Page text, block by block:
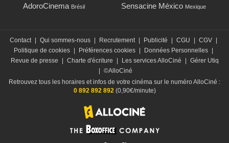
AdoroCinema Brésil Sensacine México Mexique
Contact Qui sommes-nous Recrutement Publicité CGU CGV
Politique de cookies
Préférences cookies Données Personnelles
Revue de presse
Charte d'écriture Les services AlloCiné
Gérer Utiq
©AlloCiné
Retrouvez tous les horaires et infos de votre cinéma sur le numéro AlloCiné :
0 892 892 892(0,90€/minute)